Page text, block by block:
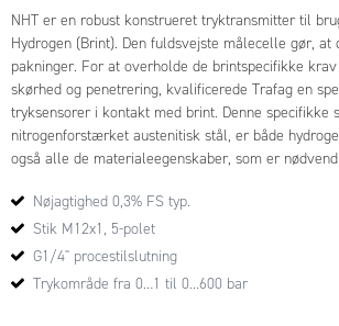
NHT er en robust konstrueret tryktransmitter til
Hydrogen (Brint). Den fuldsvejste målecelle gør, at
pakninger. For at overholde de brintspecifikke
skørhed og penetrering, kvalificerede Trafag en
tryksensorer i kontakt med brint. Denne specifikke
nitrogenforstærket austenitisk stål, er både
også alle de materialeegenskaber, som er
Med den robuste konstruktion og den høje EMC-/
overholder tryktransmitteren de strengeste
Det yderst fleksible transmitterprogram indeholder
muligheder for andre signaler, tilslutninger osv.
Nøjagtighed 0,3% FS typ.
Stik M12x1, 5-polet
G1/4" procestilslutning
Trykområde fra 0…1 til 0...600 bar